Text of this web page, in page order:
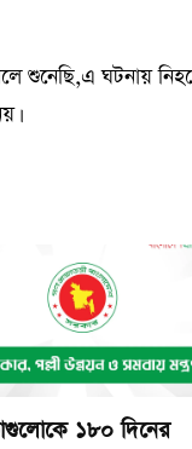
শুনেছি,এ ঘটনায়
১৮০ দিনের